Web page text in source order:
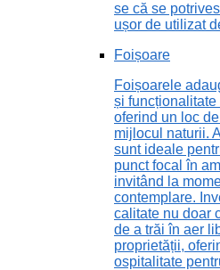
se că se
ușor de utilizat
Foișoare
Foișoarele
și funcționalitate
oferind un loc
mijlocul naturii.
sunt ideale
punct focal în
invitând la
contemplare.
calitate nu doar
de a trăi în aer
proprietății,
ospitalitate